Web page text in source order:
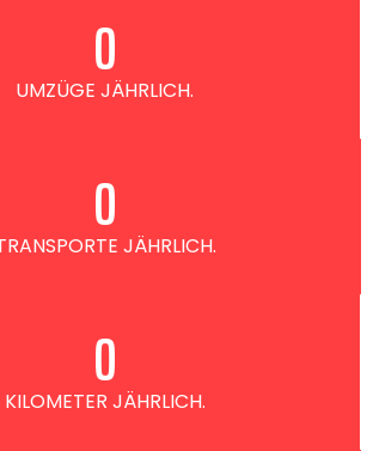
UMZÜGE JÄHRLICH.
0
JÄHRLICH.
0
KILOMETER JÄHRLICH.
0